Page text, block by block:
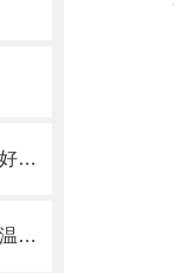
机床钣金在刚度方面表现出来的良好特性
耐高温方形软连接具有优良的耐高温、耐腐蚀和密封性能